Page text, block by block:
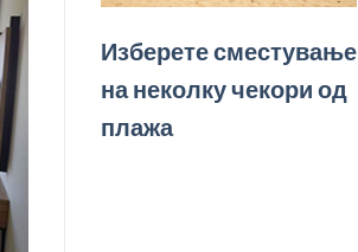
Изберете сместување
на неколку чекори од
плажа